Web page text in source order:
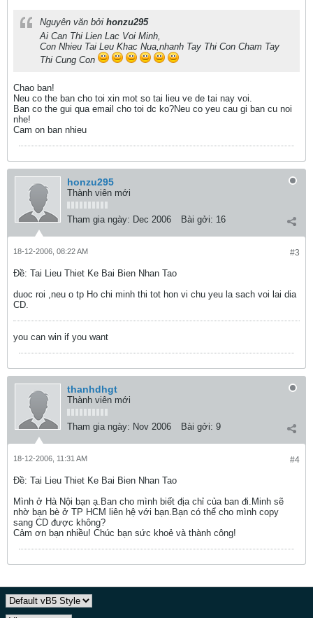
Nguyên văn bởi honzu295
Ai Can Thi Lien Lac Voi Minh,
Con Nhieu Tai Leu Khac Nua,nhanh Tay Thi Con Cham Tay
Thi Cung Con
Chao ban!
Neu co the ban cho toi xin mot so tai lieu ve de tai nay voi.
Ban co the gui qua email cho toi dc ko?Neu co yeu cau gi ban cu noi
nhe!
Cam on ban nhieu
honzu295
Thành viên mới
Tham gia ngày: Dec 2006 Bài gởi: 16
#3
18-12-2006, 08:22 AM
Ðề: Tai Lieu Thiet Ke Bai Bien Nhan Tao
duoc roi ,neu o tp Ho chi minh thi tot hon vi chu yeu la sach voi lai dia
CD.
you can win if you want
thanhdhgt
Thành viên mới
Tham gia ngày: Nov 2006 Bài gởi: 9
#4
18-12-2006, 11:31 AM
Ðề: Tai Lieu Thiet Ke Bai Bien Nhan Tao
Mình ở Hà Nội bạn ạ.Ban cho mình biết địa chỉ của ban đi.Minh sẽ
nhờ bạn bè ở TP HCM liên hệ với bạn.Bạn có thể cho mình copy
sang CD được không?
Cảm ơn bạn nhiều! Chúc bạn sức khoẻ và thành công!